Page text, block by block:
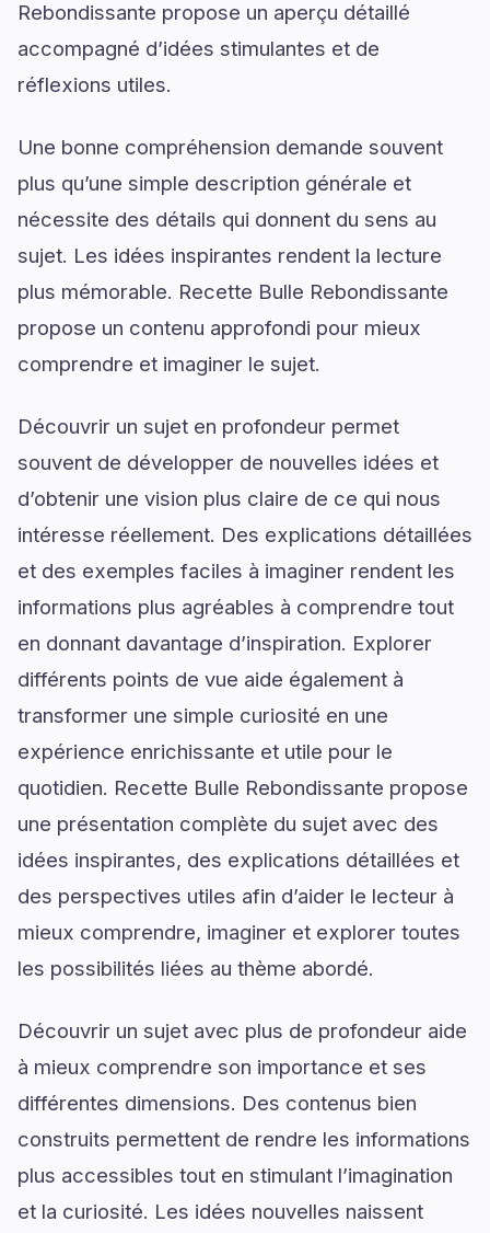
Rebondissante propose un aperçu détaillé
accompagné d’idées stimulantes et de
réflexions utiles.
Une bonne compréhension demande souvent
plus qu’une simple description générale et
nécessite des détails qui donnent du sens au
sujet. Les idées inspirantes rendent la lecture
plus mémorable. Recette Bulle Rebondissante
propose un contenu approfondi pour mieux
comprendre et imaginer le sujet.
Découvrir un sujet en profondeur permet
souvent de développer de nouvelles idées et
d’obtenir une vision plus claire de ce qui nous
intéresse réellement. Des explications détaillées
et des exemples faciles à imaginer rendent les
informations plus agréables à comprendre tout
en donnant davantage d’inspiration. Explorer
différents points de vue aide également à
transformer une simple curiosité en une
expérience enrichissante et utile pour le
quotidien. Recette Bulle Rebondissante propose
une présentation complète du sujet avec des
idées inspirantes, des explications détaillées et
des perspectives utiles afin d’aider le lecteur à
mieux comprendre, imaginer et explorer toutes
les possibilités liées au thème abordé.
Découvrir un sujet avec plus de profondeur aide
à mieux comprendre son importance et ses
différentes dimensions. Des contenus bien
construits permettent de rendre les informations
plus accessibles tout en stimulant l’imagination
et la curiosité. Les idées nouvelles naissent